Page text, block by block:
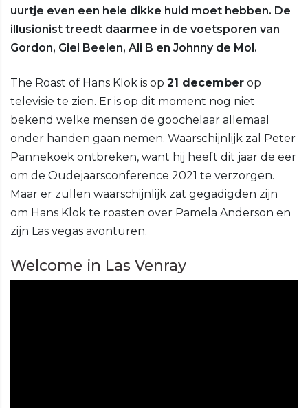
uurtje even een hele dikke huid moet hebben. De
illusionist treedt daarmee in de voetsporen van
Gordon, Giel Beelen, Ali B en Johnny de Mol.
The Roast of Hans Klok is op 21 december op
televisie te zien. Er is op dit moment nog niet
bekend welke mensen de goochelaar allemaal
onder handen gaan nemen. Waarschijnlijk zal Peter
Pannekoek ontbreken, want hij heeft dit jaar de eer
om de Oudejaarsconference 2021 te verzorgen.
Maar er zullen waarschijnlijk zat gegadigden zijn
om Hans Klok te roasten over Pamela Anderson en
zijn Las vegas avonturen.
Welcome in Las Venray